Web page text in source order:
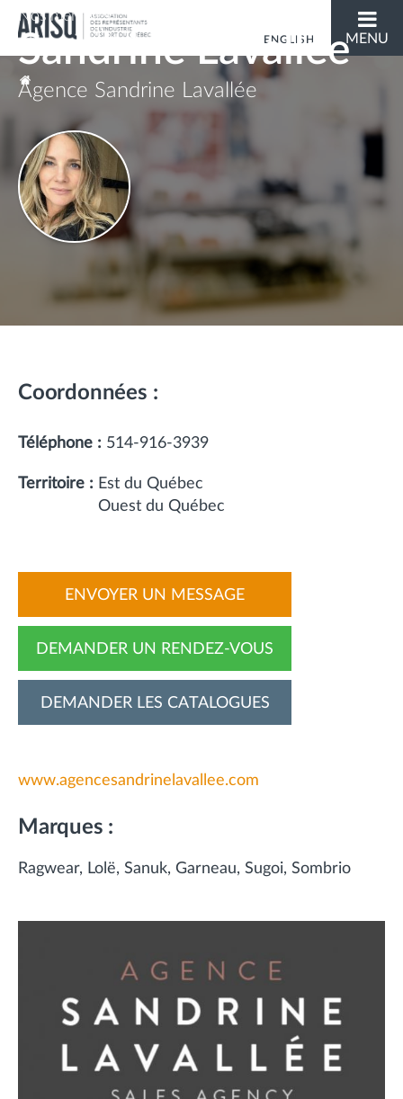
ENGLISH MENU
Vous êtes ici
Nos membres
Sandrine Lavallée
Agence Sandrine Lavallée
Coordonnées :
Téléphone : 514-916-3939
Territoire : Est du Québec
Ouest du Québec
ENVOYER UN MESSAGE
DEMANDER UN RENDEZ-VOUS
DEMANDER LES CATALOGUES
www.agencesandrinelavallee.com
Marques :
Ragwear Lolë Sanuk Garneau Sugoi Sombrio